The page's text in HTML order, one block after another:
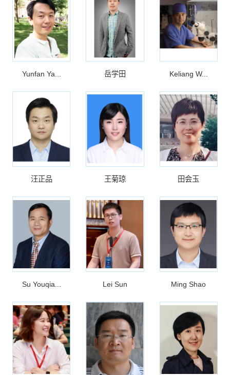
Yunfan Ya... 岳学田 Keliang W...
汪正品 王菊琼 田会玉
Su Youqia... Lei Sun Ming Shao